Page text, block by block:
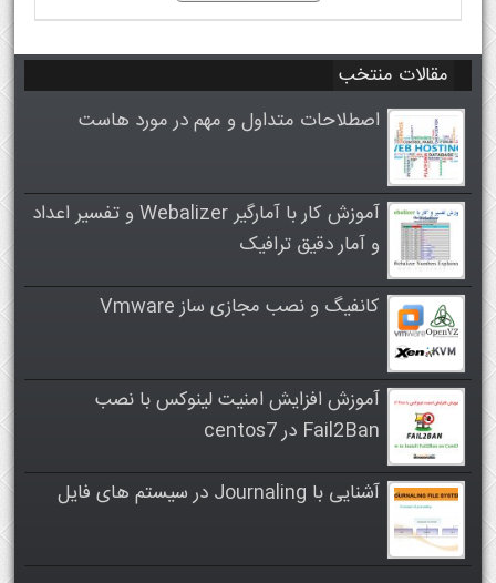
مقالات منتخب
اصطلاحات متداول و مهم در مورد هاست
آموزش کار با آمارگیر Webalizer و تفسیر اعداد
و آمار دقیق ترافیک
کانفیگ و نصب مجازی ساز Vmware
آموزش افزایش امنیت لینوکس با نصب
Fail2Ban در centos7
آشنایی با Journaling در سیستم های فایل